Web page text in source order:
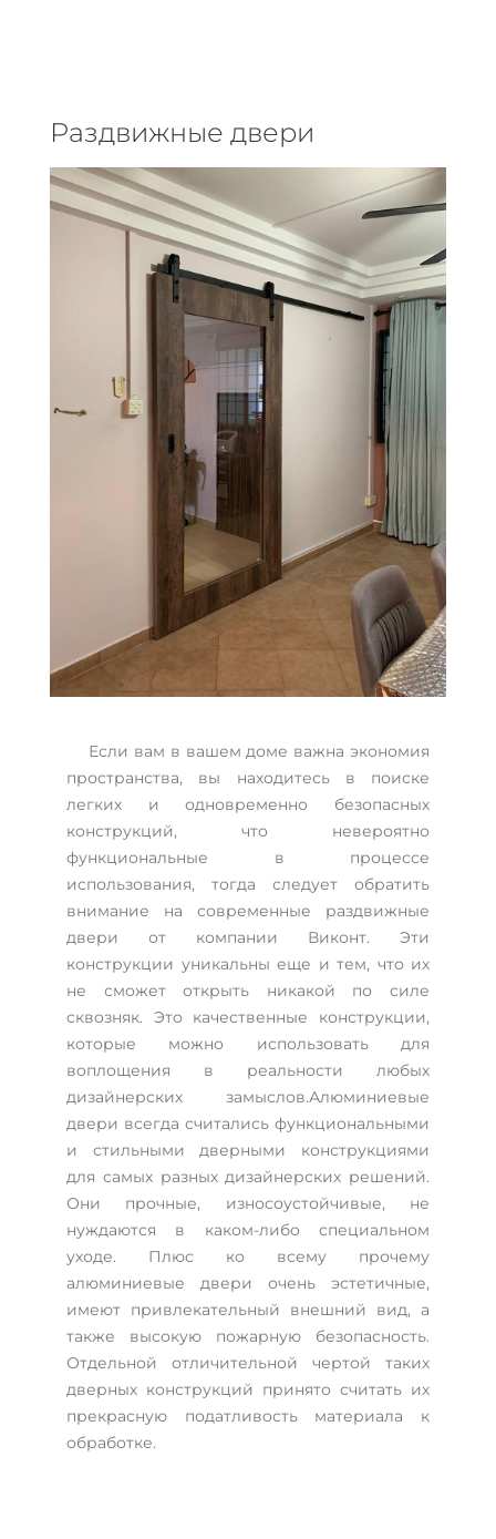
Раздвижные двери
Если вам в вашем доме важна экономия
пространства, вы находитесь в поиске
легких и одновременно безопасных
конструкций, что невероятно
функциональные в процессе
использования, тогда следует обратить
внимание на современные раздвижные
двери от компании Виконт. Эти
конструкции уникальны еще и тем, что их
не сможет открыть никакой по силе
сквозняк. Это качественные конструкции,
которые можно использовать для
воплощения в реальности любых
дизайнерских замыслов.Алюминиевые
двери всегда считались функциональными
и стильными дверными конструкциями
для самых разных дизайнерских решений.
Они прочные, износоустойчивые, не
нуждаются в каком-либо специальном
уходе. Плюс ко всему прочему
алюминиевые двери очень эстетичные,
имеют привлекательный внешний вид, а
также высокую пожарную безопасность.
Отдельной отличительной чертой таких
дверных конструкций принято считать их
прекрасную податливость материала к
обработке.